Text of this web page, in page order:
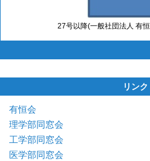
27号以降(一般社団法人 有
リンク
有恒会
理学部同窓会
工学部同窓会
医学部同窓会